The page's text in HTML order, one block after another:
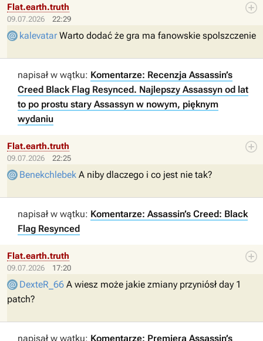
09.07.2026 22:29
Flat.earth.truth
kalevatarWarto dodać że gra ma fanowskie spolszczenie
napisał w wątku: Komentarze: Recenzja Assassin’s
Creed Black Flag Resynced. Najlepszy Assassyn od lat
to po prostu stary Assassyn w nowym, pięknym
wydaniu
09.07.2026 22:25
Flat.earth.truth
Benekchlebek A niby dlaczego i co jest nie tak?
napisał w wątku: Komentarze: Assassin’s Creed: Black
Flag Resynced
09.07.2026 17:20
Flat.earth.truth
DexteR_66 A wiesz może jakie zmiany przyniósł day 1
patch?
napisał w wątku: Komentarze: Premiera Assassin’s